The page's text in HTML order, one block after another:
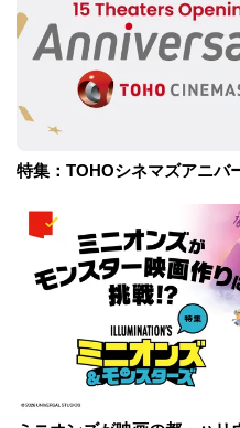
特集：TOHOシネマズアニバ